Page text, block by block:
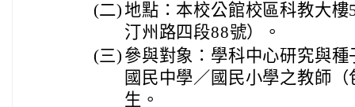
(二)地點：本校公館校區科教大
汀州路四段88號）。
(三) 參與對象：學科中心研究與
國民中學／國民小學之教師
生。